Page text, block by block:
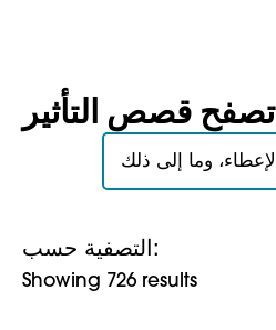
تصفح قصص التأثير
بحث عن:
التصفية حسب:
Showing 726 results